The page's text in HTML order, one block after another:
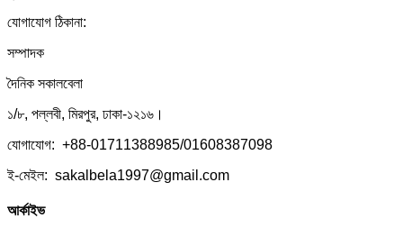
যোগাযোগ ঠিকানা:
সম্পাদক
দৈনিক সকালবেলা
১/৮, পল্লবী, মিরপুর, ঢাকা-১২১৬।
যোগাযোগ: +88-01711388985/01608387098
ই-মেইল: sakalbela1997@gmail.com
আর্কাইভ